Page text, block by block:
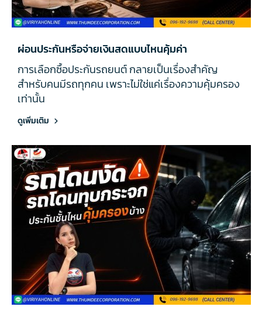
ผ่อนประกันหรือจ่ายเงินสดแบบไหนคุ้มค่า
การเลือกซื้อประกันรถยนต์ กลายเป็นเรื่องสำคัญ
สำหรับคนมีรถทุกคน เพราะไม่ใช่แค่เรื่องความคุ้มครอง
เท่านั้น
ดูเพิ่มเติม